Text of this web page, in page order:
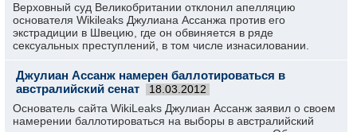
Верховный суд Великобритании отклонил апелляцию
основателя Wikileaks Джулиана Ассанжа против его
экстрадиции в Швецию, где он обвиняется в ряде
сексуальных преступлений, в том числе изнасиловании.
Джулиан Ассанж намерен баллотироваться в
австралийский сенат
18.03.2012
Основатель сайта WikiLeaks Джулиан Ассанж заявил о своем
намерении баллотироваться на выборы в австралийский